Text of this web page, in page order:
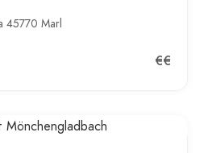
45770 Marl
€€